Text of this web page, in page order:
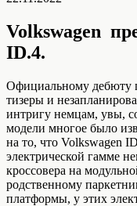
Volkswagen
ID.4.
Официальному дебюту
тизеры и
интригу немцам, увы,
модели многое было
на то, что Volkswagen
электрической гамме
кроссовера на
родственному
платформы, у этих